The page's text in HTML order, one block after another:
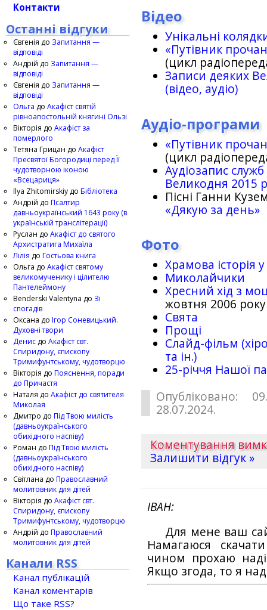
Відео
Унікальні
«Путівник
(цикл
Записи деяких
(відео, аудіо)
Аудіо-програми
«Путівник
(цикл
Аудіозапис
Великодня 2015
Пісні Ганни
«Дякую за день»
Фото
Храмова історія
Миколайчики
Хресний хід з
жовтня 2006 року
Свята
Прощі
Слайд-фільм
та ін.)
25-рiччя Нашої
Опубліковано:
28.07.2024.
Коментування
Залишити відгук »
ІВАН
Для мене ваш
Намагаюся
чином прохаю
Якщо згода, то я
Контакти
Останні відгуки
Євгенія до Запитання —
відповіді
Андрій до Запитання —
відповіді
Євгенія до Запитання —
відповіді
Ольга до Акафіст святій
рівноапостольній княгині Ользі
Вікторія до Акафіст за
померлого
Тетяна Грицан до Акафіст
Пресвятої Богородиці перед Її
чудотворною іконою
«Всецариця»
Ilya Zhitomirskiy до Бібліотека
Андрій до Псалтир
давньоукраїнський 1643 року (в
українській транслітерації)
Руслан до Акафіст до святого
Архистратига Михаїла
Лілія до Гостьова книга
Ольга до Акафіст святому
великомученику і цілителю
Пантелеймону
Benderski Valentyna до Зі
спогадів
Оксана до Ігор Соневицький.
Духовні твори
Денис до Акафіст свт.
Спиридону, єпископу
Тримифунтському, чудотворцю
Вікторія до Пояснення, поради
до Причастя
Наталя до Акафіст до святителя
Миколая
Дмитро до Під Твою милість
(давньоукраїнського
обихідного наспіву)
Роман до Під Твою милість
(давньоукраїнського
обихідного наспіву)
Світлана до Православний
молитовник для дітей
Вікторія до Акафіст свт.
Спиридону, єпископу
Тримифунтському, чудотворцю
Андрій до Православний
молитовник для дітей
Канали RSS
Канал публікацій
Канал коментарів
Що таке RSS?